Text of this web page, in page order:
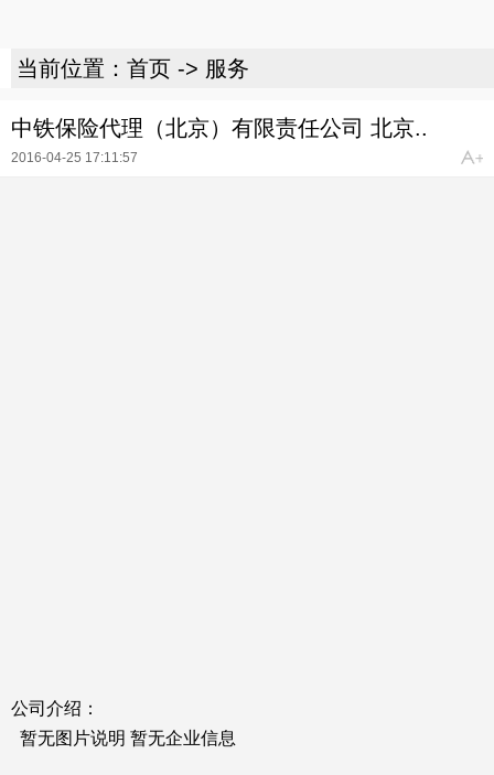
当前位置： 首页 -> 服务
中铁保险代理（北京）有限责任公司 北京..
2016-04-25 17:11:57
公司介绍：
暂无图片说明 暂无企业信息